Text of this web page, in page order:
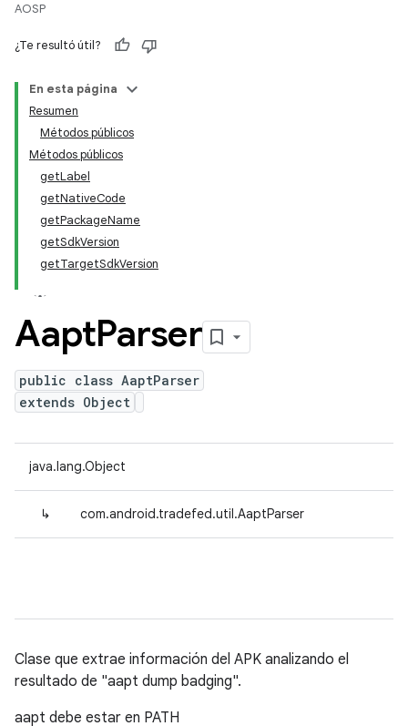
AOSP
¿Te resultó útil?
En esta página
Resumen
Métodos públicos
Métodos públicos
getLabel
getNativeCode
getPackageName
getSdkVersion
getTargetSdkVersion
AaptParser
public class AaptParser
extends Object
java.lang.Object
↳ com.android.tradefed.util.AaptParser
Clase que extrae información del APK analizando el
resultado de "aapt dump badging".
aapt debe estar en PATH